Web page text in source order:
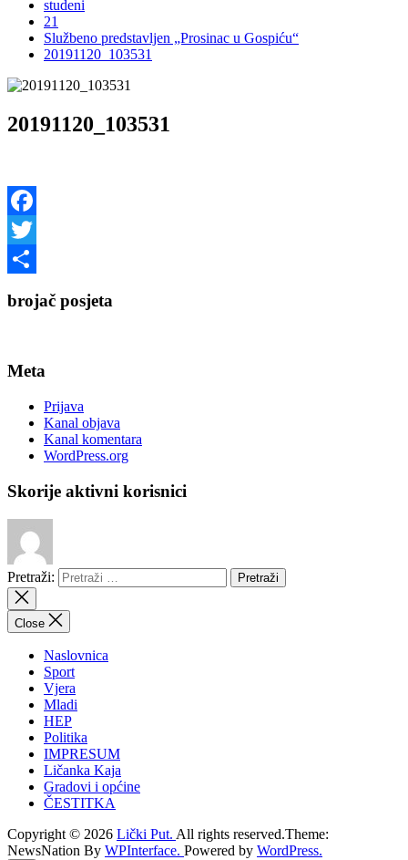
studeni
21
Službeno predstavljen „Prosinac u Gospiću“
20191120_103531
20191120_103531
Facebook
Twitter
brojač posjeta
Meta
Prijava
Kanal objava
Kanal komentara
WordPress.org
Skorije aktivni korisnici
Pretraži:
Close
Naslovnica
Sport
Vjera
Mladi
HEP
Politika
IMPRESUM
Ličanka Kaja
Gradovi i općine
ČESTITKA
Copyright © 2026 Lički Put. All rights reserved.Theme:
NewsNation By WPInterface. Powered by WordPress.